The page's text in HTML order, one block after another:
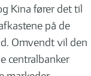
Kina fører det til
på de
Omvendt vil den
centralbanker